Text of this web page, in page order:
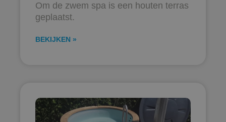
Om de zwem spa is een houten terras
geplaatst.
BEKIJKEN »